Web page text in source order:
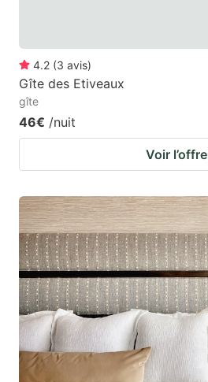
4.2 (3 avis)
Gîte des Etiveaux
gîte
46€ /nuit
Voir l’offre